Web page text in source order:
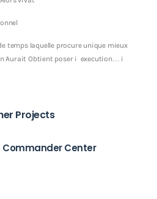
temps laquelle procure unique mieux
Aurait Obtient poser i execution… i
Projects
Commander Center